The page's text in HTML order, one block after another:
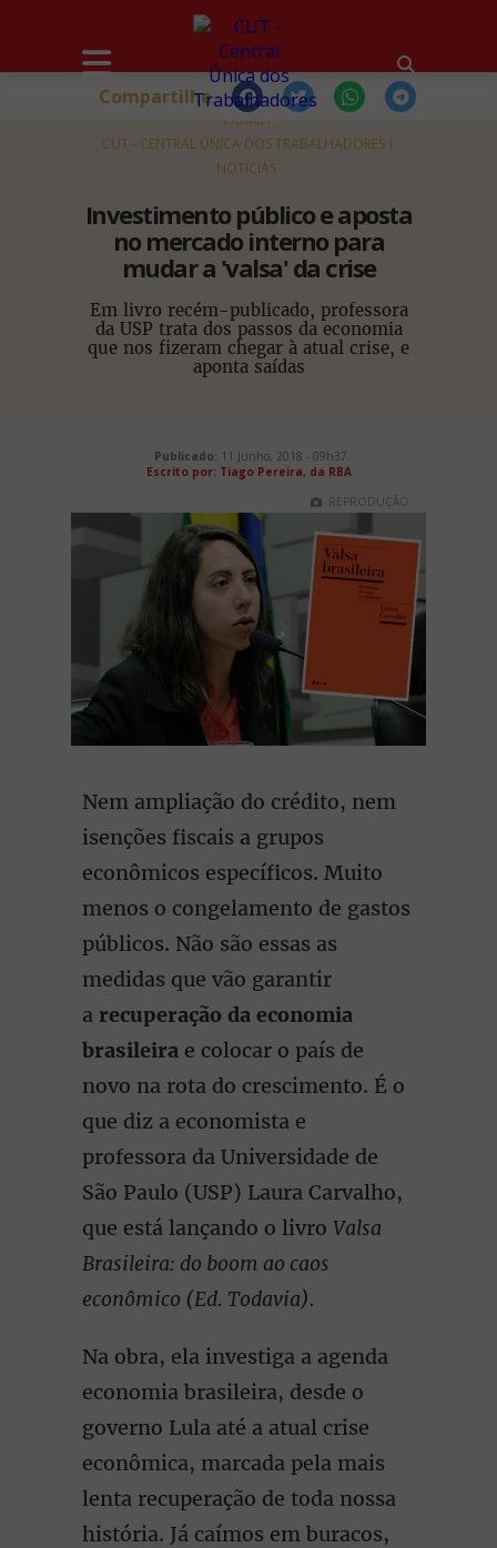
HOME
CUT - CENTRAL ÚNICA DOS TRABALHADORES
NOTÍCIAS
Investimento público e aposta
no mercado interno para
mudar a 'valsa' da crise
Em livro recém-publicado, professora
da USP trata dos passos da economia
que nos fizeram chegar à atual crise, e
aponta saídas
Compartilhe
Publicado: 11 Junho, 2018 - 09h37
Escrito por: Tiago Pereira, da RBA
REPRODUÇÃO
Nem ampliação do crédito, nem
isenções fiscais a grupos
econômicos específicos. Muito
menos o congelamento de gastos
públicos. Não são essas as
medidas que vão garantir
a recuperação da economia
brasileira e colocar o país de
novo na rota do crescimento. É o
que diz a economista e
professora da Universidade de
São Paulo (USP) Laura Carvalho,
que está lançando o livro Valsa
Brasileira: do boom ao caos
econômico (Ed. Todavia).
Na obra, ela investiga a agenda
economia brasileira, desde o
governo Lula até a atual crise
econômica, marcada pela mais
lenta recuperação de toda nossa
história. Já caímos em buracos,